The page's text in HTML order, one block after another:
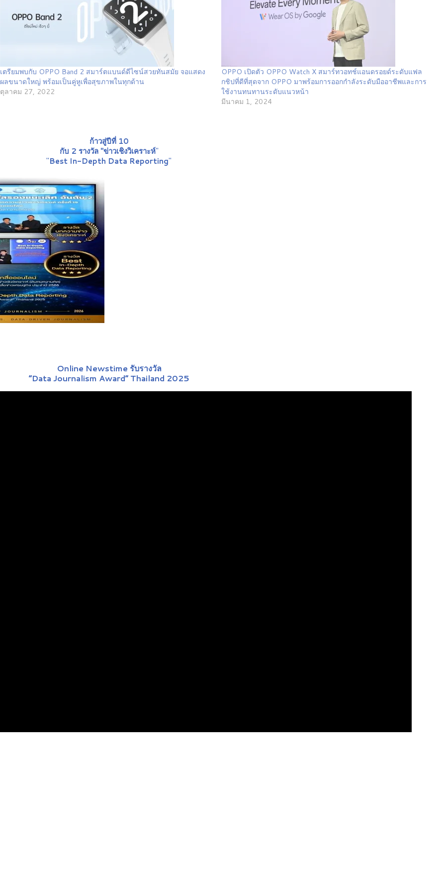
เตรียมพบกับ OPPO Band 2 สมาร์ตแบนด์ดีไซน์สวยทันสมัย จอแสดง
ผลขนาดใหญ่ พร้อมเป็นคู่หูเพื่อสุขภาพในทุกด้าน
ตุลาคม 27, 2022
OPPO เปิดตัว OPPO Watch X สมาร์ทวอทช์แอนดรอยด์ระดับแฟล
กชิปที่ดีที่สุดจาก OPPO มาพร้อมการออกกำลังระดับมืออาชีพและการ
ใช้งานทนทานระดับแนวหน้า
มีนาคม 1, 2024
ก้าวสู่ปีที่ 10
กับ 2 รางวัล "ข่าวเชิงวิเคราะห์"
"Best In-Depth Data Reporting"
Online Newstime รับรางวัล
“Data Journalism Award” Thailand 2025